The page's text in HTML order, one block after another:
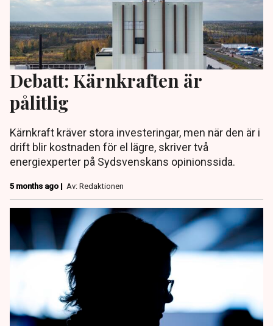
Debatt: Kärnkraften är
pålitlig
Kärnkraft kräver stora investeringar, men när den är i
drift blir kostnaden för el lägre, skriver två
energiexperter på Sydsvenskans opinionssida.
5 months ago | Av: Redaktionen